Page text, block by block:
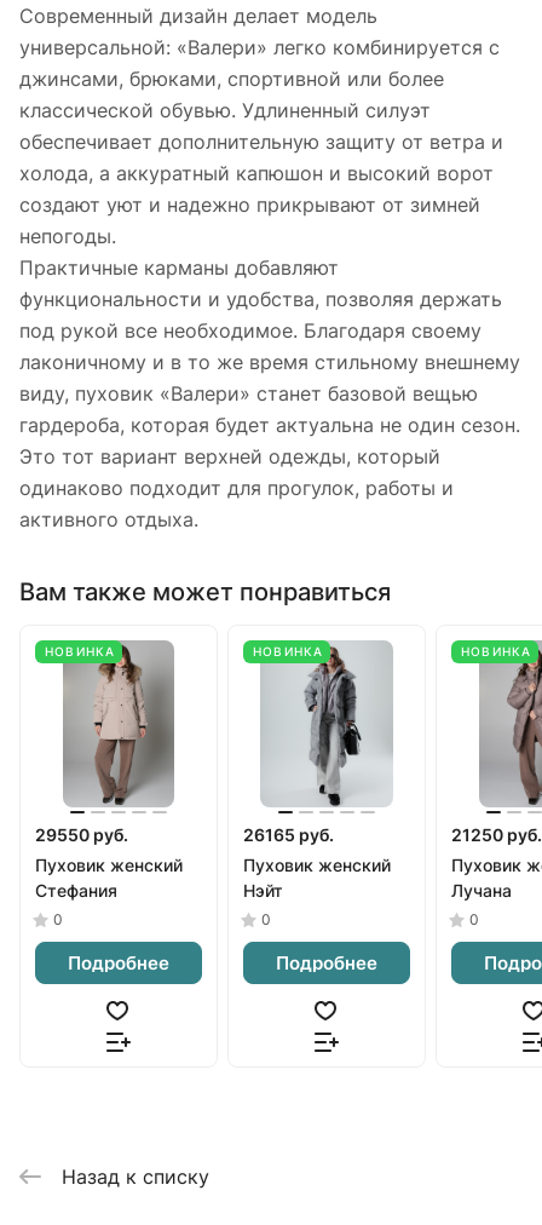
Современный дизайн делает модель
универсальной: «Валери» легко комбинируется с
джинсами, брюками, спортивной или более
классической обувью. Удлиненный силуэт
обеспечивает дополнительную защиту от ветра и
холода, а аккуратный капюшон и высокий ворот
создают уют и надежно прикрывают от зимней
непогоды.
Практичные карманы добавляют
функциональности и удобства, позволяя держать
под рукой все необходимое. Благодаря своему
лаконичному и в то же время стильному внешнему
виду, пуховик «Валери» станет базовой вещью
гардероба, которая будет актуальна не один сезон.
Это тот вариант верхней одежды, который
одинаково подходит для прогулок, работы и
активного отдыха.
Вам также может понравиться
НОВИНКА
29550 руб.
Пуховик женский
Стефания
0
Подробнее
НОВИНКА
26165 руб.
Пуховик женский
Нэйт
0
Подробнее
НОВИНКА
21250 руб.
Пуховик
Лучана
0
Назад к списку